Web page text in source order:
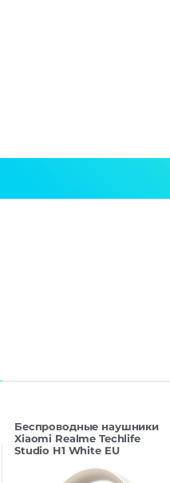
Беспроводные наушники
Xiaomi Realme Techlife
Studio H1 White EU